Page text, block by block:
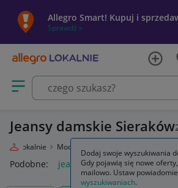
Allegro Smart! Kupuj i
Sprawdź »
Otwórz menu z kategoriami
Jeansy damskie Sieraków
Lokalnie Moda
Podobne: jeansy jeansy damskie
Dodaj swoje wyszukiwania
Gdy pojawią się nowe
mailowo. Ustaw
wyszukiwaniach.